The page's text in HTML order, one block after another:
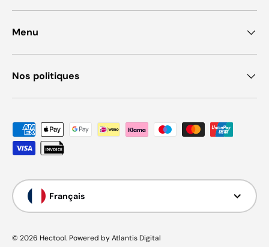
Menu
Nos politiques
Moyens de paiement acceptés
Langue
Français
© 2026 Hectool. Powered by Atlantis Digital